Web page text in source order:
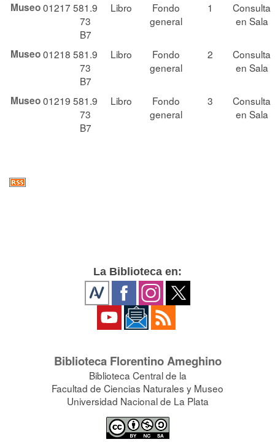
Museo01217 581.9
73
B7
Libro
Fondo
general
1
Consulta
en Sala
Museo01218 581.9
73
B7
Libro
Fondo
general
2
Consulta
en Sala
Museo01219 581.9
73
B7
Libro
Fondo
general
3
Consulta
en Sala
La Biblioteca en:
Biblioteca Florentino Ameghino
Biblioteca Central de la
Facultad de Ciencias Naturales y Museo
Universidad Nacional de La Plata